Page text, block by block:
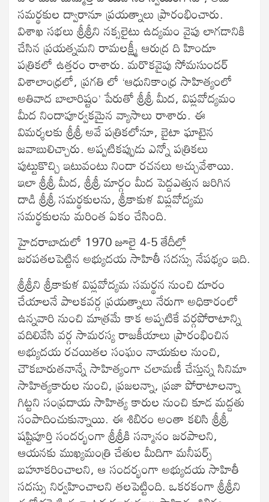
సమర్థకుల ద్వారానూ ప్రయత్నాలు ప్రారంభించారు.
విశాఖ సభలు శ్రీశ్రీని నక్సలైటు ఉద్యమం వైపు లాగడానికి
చేసిన ప్రయత్నమని రామలక్ష్మీ ఆరుద్ర ది హిందూ
పత్రికలో ఉత్తరం రాశారు. మరొకవైపు సోమసుందర్
విశాలాంధ్రలో, ప్రగతి లో ‘ఆధునికాంధ్ర సాహిత్యంలో
అతివాద బాలారిష్టం’ పేరుతో శ్రీశ్రీ మీద, విప్లవోద్యమం
మీద నిందాపూర్వకమైన వ్యాసాలు రాశారు. ఈ
విమర్శలకు శ్రీశ్రీ అవే పత్రికలోనూ, బైటా ఘాటైన
జవాబులిచ్చారు. అప్పటికప్పుడు ఎన్నో పత్రికలు
పుట్టుకొచ్చి ఇటువంటు నిందా రచనలు అచ్చువేశాయి.
ఇలా శ్రీశ్రీ మీద, శ్రీశ్రీ మార్గం మీద పెద్దఎత్తున జరిగిన
దాడి శ్రీశ్రీ సమర్థకులను, శ్రీకాకుళ విప్లవోద్యమ
సమర్థకులను మరింత ఏకం చేసింది.
హైదరాబాదులో 1970 జూలై 4-5 తేదీల్లో
జరపతలపెట్టిన అభ్యుదయ సాహితీ సదస్సు నేపథ్యం ఇది.
శ్రీశ్రీని శ్రీకాకుళ విప్లవోద్యమ సమర్థన నుంచి దూరం
చేయాలనే పాలకవర్గ ప్రయత్నాలు నేరుగా అధికారంలో
ఉన్నవారి నుంచి మాత్రమే కాక అప్పటికే వర్గపోరాటాన్ని
వదిలివేసి వర్గ సామరస్య రాజకీయాలు ప్రారంభించిన
అభ్యుదయ రచయితల సంఘం నాయకుల నుంచి,
చౌకబారుతనాన్నే సాహిత్యంగా చలామణీ చేస్తున్న సినిమా
సాహిత్యకారుల నుంచి, ప్రజలన్నా, ప్రజా పోరాటాలన్నా
గిట్టని సంప్రదాయ సాహిత్య కారుల నుంచి కూడ మద్దతు
సంపాదించుకున్నాయి. ఈ శిబిరం అంతా కలిసి శ్రీశ్రీ
షష్టిపూర్తి సందర్భంగా శ్రీశ్రీకి సన్మానం జరపాలని,
ఆయనకు ముఖ్యమంత్రి చేతుల మీదిగా మనీపర్స్
బహూకరించాలని, ఆ సందర్భంగా అభ్యుదయ సాహితీ
సదస్సు నిర్వహించాలని తలపెట్టింది. ఒకరకంగా శ్రీశ్రీని